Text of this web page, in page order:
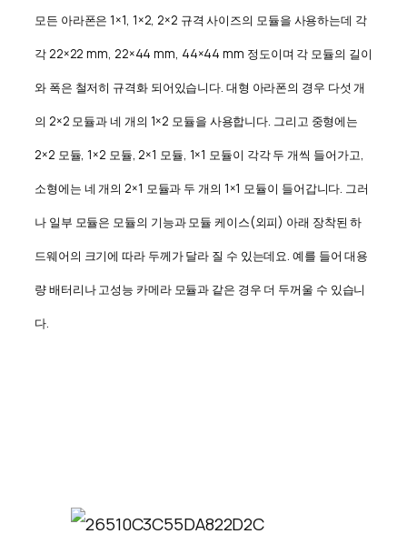
모든 아라폰은 1×1, 1×2, 2×2 규격 사이즈의 모듈을 사용하는데 각
각 22×22 mm, 22×44 mm, 44×44 mm 정도이며 각 모듈의 길이
와 폭은 철저히 규격화 되어있습니다. 대형 아라폰의 경우 다섯 개
의 2×2 모듈과 네 개의 1×2 모듈을 사용합니다. 그리고 중형에는
2×2 모듈, 1×2 모듈, 2×1 모듈, 1×1 모듈이 각각 두 개씩 들어가고,
소형에는 네 개의 2×1 모듈과 두 개의 1×1 모듈이 들어갑니다. 그러
나 일부 모듈은 모듈의 기능과 모듈 케이스(외피) 아래 장착된 하
드웨어의 크기에 따라 두께가 달라 질 수 있는데요. 예를 들어 대용
량 배터리나 고성능 카메라 모듈과 같은 경우 더 두꺼울 수 있습니
다.